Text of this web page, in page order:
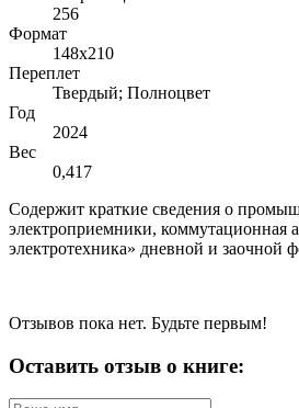
256
Формат
148х210
Переплет
Твердый; Полноцвет
Год
2024
Вес
0,417
Содержит краткие сведения о
электроприемники, коммутационная
электротехника» дневной и заочной
Отзывов пока нет. Будьте первым!
Оставить отзыв о книге: